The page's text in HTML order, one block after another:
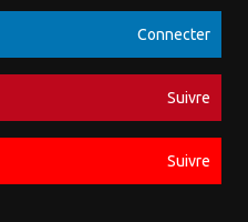
Connecter
Suivre
Suivre